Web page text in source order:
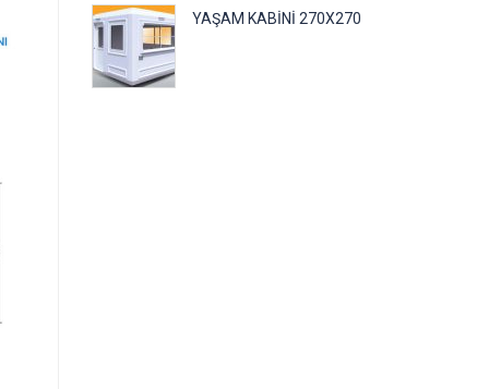
YAŞAM KABINI 270X270